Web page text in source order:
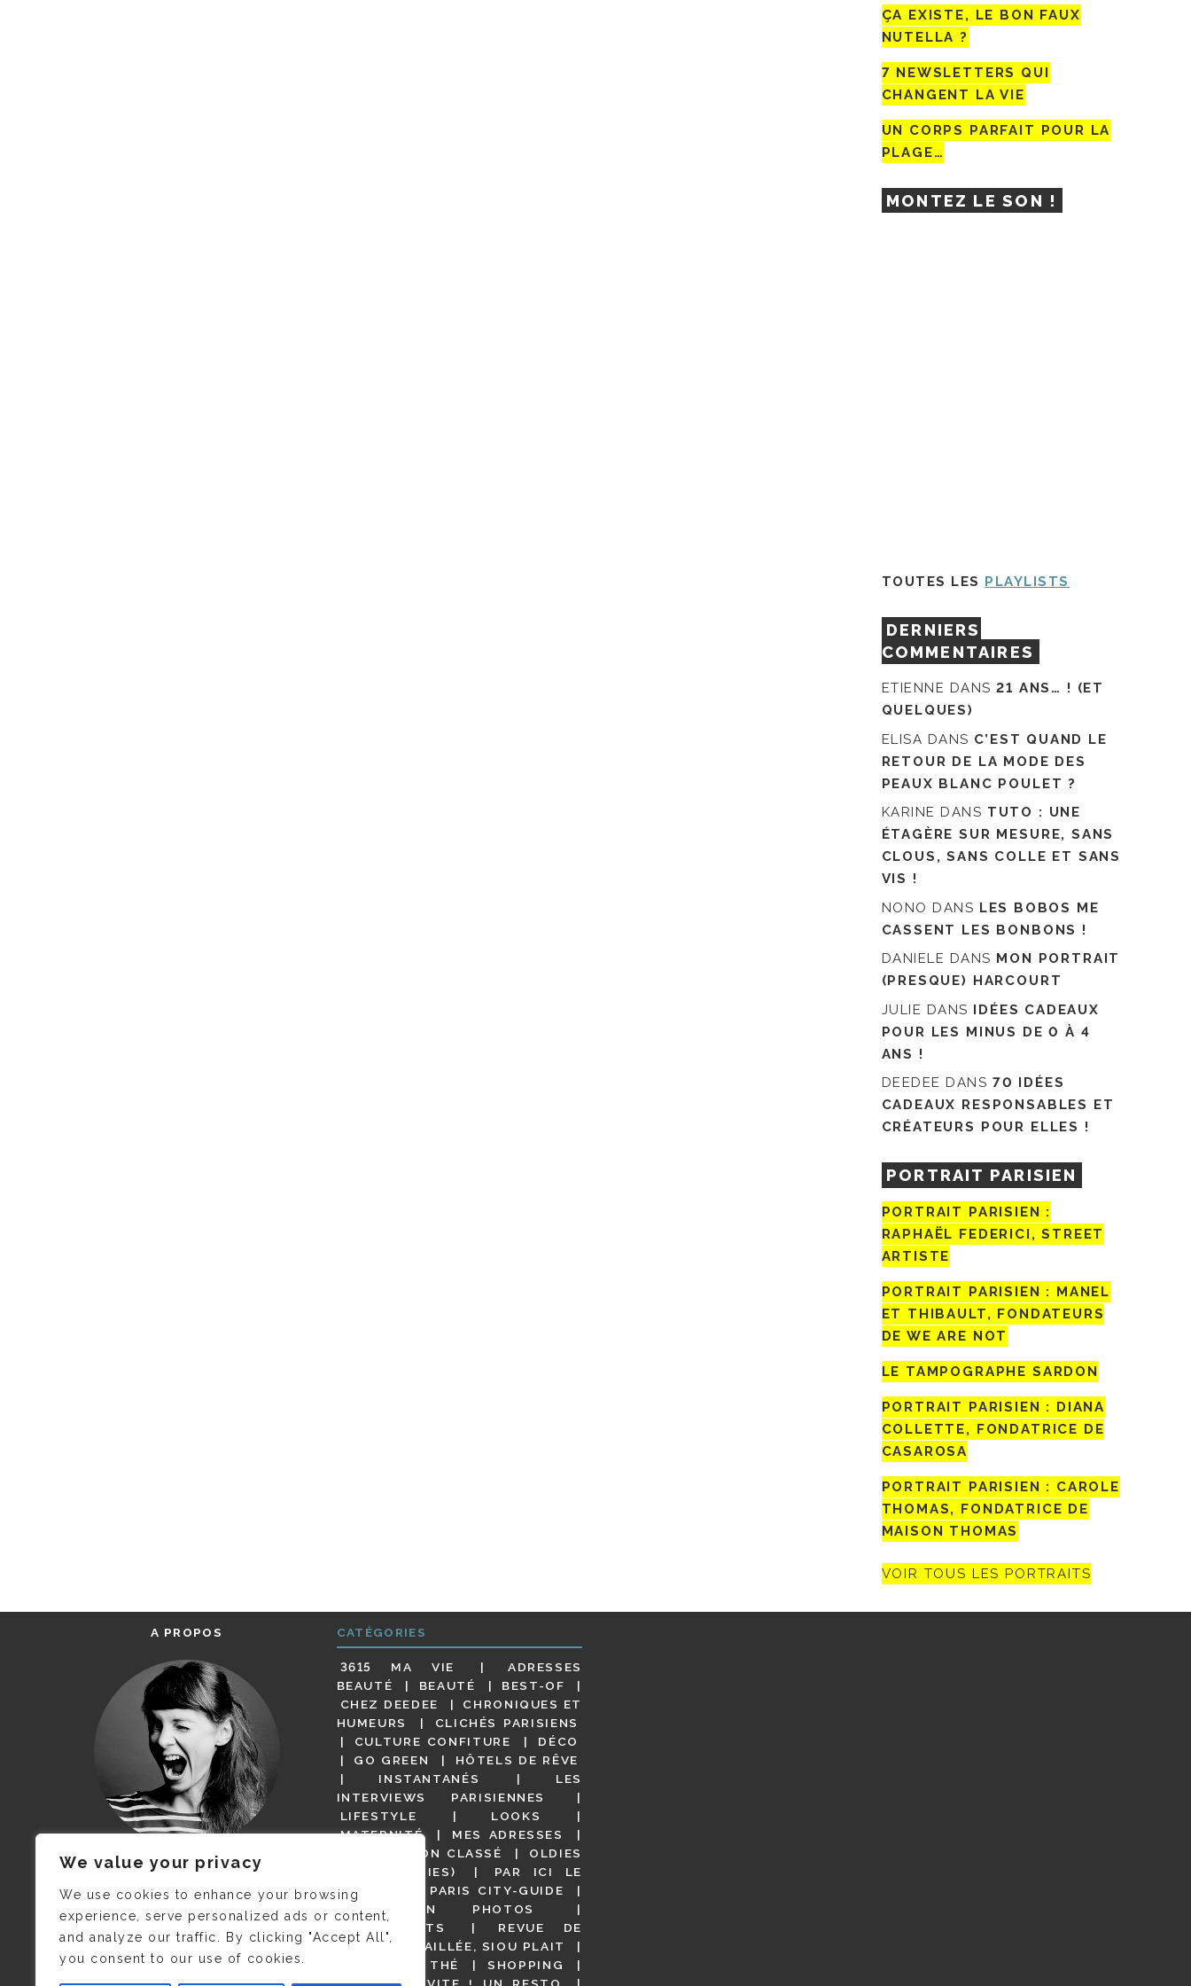
We value your privacy
We use cookies to enhance your browsing
experience, serve personalized ads or content,
and analyze our traffic. By clicking "Accept All",
you consent to our use of cookies.
ÇA EXISTE, LE BON FAUX
NUTELLA ?
7 NEWSLETTERS QUI
CHANGENT LA VIE
UN CORPS PARFAIT POUR LA
PLAGE…
MONTEZ LE SON !
TOUTES LES PLAYLISTS
DERNIERS
COMMENTAIRES
ETIENNE DANS21 ANS… ! (ET
QUELQUES)
ELISA DANS C’EST QUAND LE
RETOUR DE LA MODE DES
PEAUX BLANC POULET ?
KARINE DANS TUTO : UNE
ÉTAGÈRE SUR MESURE, SANS
CLOUS, SANS COLLE ET SANS
VIS !
NONO DANS LES BOBOS ME
CASSENT LES BONBONS !
DANIELE DANS MON PORTRAIT
(PRESQUE) HARCOURT
JULIE DANS IDÉES CADEAUX
POUR LES MINUS DE 0 À 4
ANS !
DEEDEE DANS 70 IDÉES
CADEAUX RESPONSABLES ET
CRÉATEURS POUR ELLES !
PORTRAIT PARISIEN
PORTRAIT PARISIEN :
RAPHAËL FEDERICI, STREET
ARTISTE
PORTRAIT PARISIEN : MANEL
ET THIBAULT, FONDATEURS
DE WE ARE NOT
LE TAMPOGRAPHE SARDON
PORTRAIT PARISIEN : DIANA
COLLETTE, FONDATRICE DE
CASAROSA
PORTRAIT PARISIEN : CAROLE
THOMAS, FONDATRICE DE
MAISON THOMAS
VOIR TOUS LES PORTRAITS
A PROPOS
JE M’APPELLE DELPHINE MAIS
C’EST ©CAMILLE COLLIN QUI A
PRIS CETTE PHOTO !
CATÉGORIES
3615 MA VIE
ADRESSES
BEAUTÉ
BEAUTÉ
BEST-OF
CHEZ DEEDEE
CHRONIQUES ET
HUMEURS
CLICHÉS PARISIENS
CULTURE CONFITURE
DÉCO
GO GREEN
HÔTELS DE RÊVE
INSTANTANÉS
LES
INTERVIEWS PARISIENNES
LIFESTYLE
LOOKS
MATERNITÉ
MES ADRESSES
NON CLASSÉ
OLDIES
(BUT GOODIES)
PAR ICI LE
MAGOT !
PARIS CITY-GUIDE
PARIS EN PHOTOS
RESTAURANTS
REVUE DE
PRESSE DÉTAILLÉE, SIOU PLAIT
SALONS DE THÉ
SHOPPING
VIDÉOS
VITE ! UN RESTO